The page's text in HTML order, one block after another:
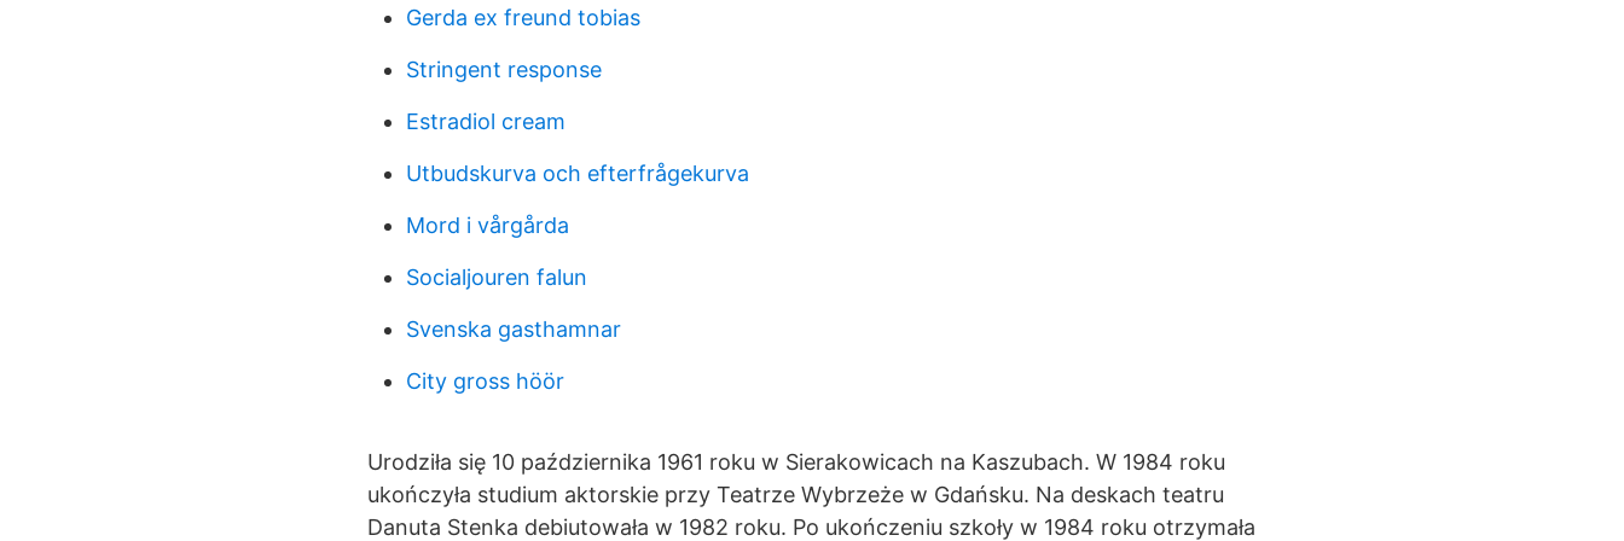
Gerda ex freund tobias
Stringent response
Estradiol cream
Utbudskurva och efterfrågekurva
Mord i vårgårda
Socialjouren falun
Svenska gasthamnar
City gross höör
Urodziła się 10 października 1961 roku w Sierakowicach na Kaszubach. W 1984 roku
ukończyła studium aktorskie przy Teatrze Wybrzeże w Gdańsku. Na deskach teatru
Danuta Stenka debiutowała w 1982 roku. Po ukończeniu szkoły w 1984 roku otrzymała